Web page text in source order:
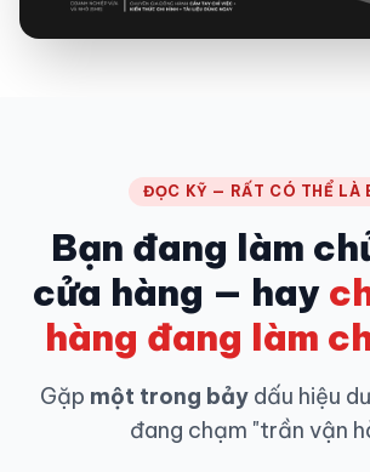
ĐỌC KỸ — RẤT CÓ THỂ LÀ
Bạn đang làm
cửa hàng — hay
hàng đang làm
Gặp một trong bảydấu hiệu
đang chạm "trần vận